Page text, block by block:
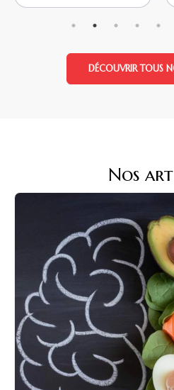
DÉCOUVRIR TOUS
Nos